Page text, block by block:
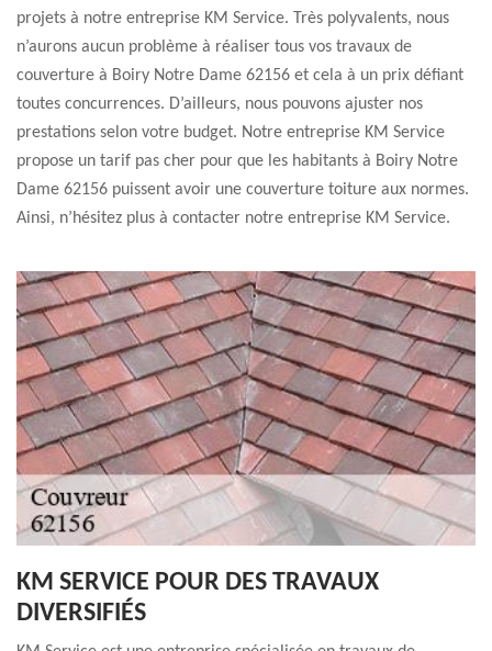
projets à notre entreprise KM Service. Très polyvalents, nous
n’aurons aucun problème à réaliser tous vos travaux de
couverture à Boiry Notre Dame 62156 et cela à un prix défiant
toutes concurrences. D’ailleurs, nous pouvons ajuster nos
prestations selon votre budget. Notre entreprise KM Service
propose un tarif pas cher pour que les habitants à Boiry Notre
Dame 62156 puissent avoir une couverture toiture aux normes.
Ainsi, n’hésitez plus à contacter notre entreprise KM Service.
KM SERVICE POUR DES TRAVAUX
DIVERSIFIÉS